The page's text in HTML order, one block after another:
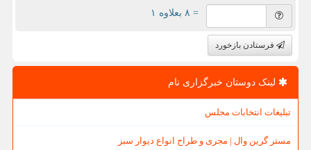
= ۸ بعلاوه ۱
فرستادن بازخورد
لینک دوستان خبرگزاری نام
تبلیغات انتخابات مجلس
مستر گرین وال | مجری و طراح انواع دیوار سبز